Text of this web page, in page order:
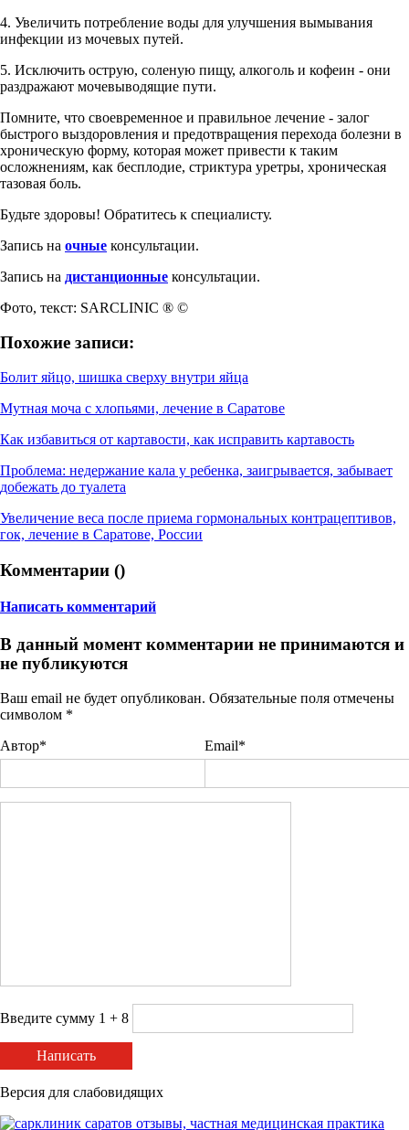
4. Увеличить потребление воды для улучшения вымывания
инфекции из мочевых путей.
5. Исключить острую, соленую пищу, алкоголь и кофеин - они
раздражают мочевыводящие пути.
Помните, что своевременное и правильное лечение - залог
быстрого выздоровления и предотвращения перехода болезни в
хроническую форму, которая может привести к таким
осложнениям, как бесплодие, стриктура уретры, хроническая
тазовая боль.
Будьте здоровы! Обратитесь к специалисту.
Запись на очные консультации.
Запись на дистанционные консультации.
Фото, текст: SARCLINIC ® ©
Похожие записи:
Болит яйцо, шишка сверху внутри яйца
Мутная моча с хлопьями, лечение в Саратове
Как избавиться от картавости, как исправить картавость
Проблема: недержание кала у ребенка, заигрывается, забывает
добежать до туалета
Увеличение веса после приема гормональных контрацептивов,
гок, лечение в Саратове, России
Комментарии ()
Написать комментарий
В данный момент комментарии не принимаются и
не публикуются
Ваш email не будет опубликован. Обязательные поля отмечены
символом *
Автор*
Email*
Введите сумму 1 + 8
Написать
Версия для слабовидящих